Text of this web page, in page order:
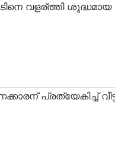
വളര്ത്തി ശുദ്ധമായ